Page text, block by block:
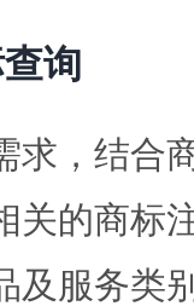
询
求，结合
关的商标
及服务类